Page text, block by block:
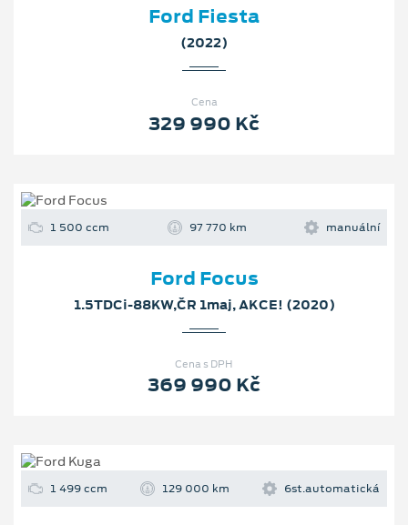
Ford Fiesta
(2022)
Cena
329 990 Kč
1 500 ccm 97 770 km manuální
Ford Focus
1.5TDCi-88KW,ČR 1maj, AKCE! (2020)
Cena s DPH
369 990 Kč
1 499 ccm 129 000 km 6st.automatická